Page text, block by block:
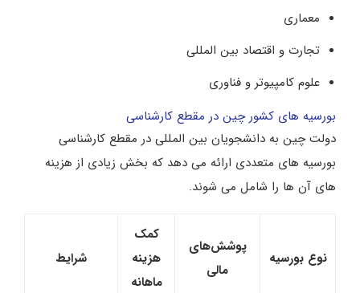
معماری
تجارت و اقتصاد بین المللی
علوم کامپیوتر و فناوری
بورسیه های کشور چین در مقطع کارشناسی
دولت چین به دانشجویان بین المللی در مقطع کارشناسی
بورسیه های متعددی ارائه می دهد که بخش زیادی از هزینه
های آن ها را شامل می شوند.
نوع بورسیه
پوشش‌های
مالی
کمک
هزینه
ماهانه
شرایط